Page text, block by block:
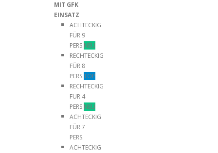
MIT GFK
EINSATZ
ACHTECKIG
FÜR 9
PERS.NEU
RECHTECKIG
FÜR 8
PERS.TOP
RECHTECKIG
FÜR 4
PERS.NEU
ACHTECKIG
FÜR 7
PERS.
ACHTECKIG